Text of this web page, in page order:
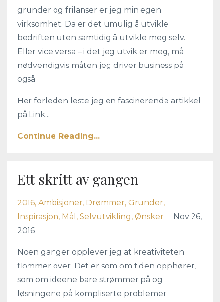
gründer og frilanser er jeg min egen
virksomhet. Da er det umulig å utvikle
bedriften uten samtidig å utvikle meg selv.
Eller vice versa – i det jeg utvikler meg, må
nødvendigvis måten jeg driver business på
også
Her forleden leste jeg en fascinerende artikkel
på Link...
Continue Reading...
Ett skritt av gangen
2016 Ambisjoner Drømmer Gründer
Inspirasjon Mål Selvutvikling Ønsker
Nov 26,
2016
Noen ganger opplever jeg at kreativiteten
flommer over. Det er som om tiden opphører,
som om ideene bare strømmer på og
løsningene på kompliserte problemer